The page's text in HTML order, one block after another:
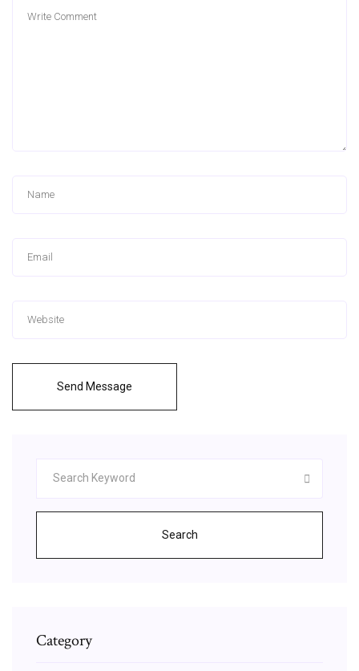
Send Message
Search
Category